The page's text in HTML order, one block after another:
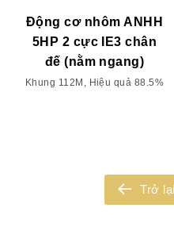
Động cơ nhôm ANHH
5HP 2 cực IE3 chân
đế (nằm ngang)
Khung 112M, Hiệu quả 88.5%
Trở